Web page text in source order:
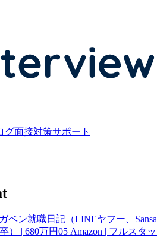
グ面接対策サポート
ベン就職日記（LINEヤフー、
） | 680万円05 Amazon | フルスタ